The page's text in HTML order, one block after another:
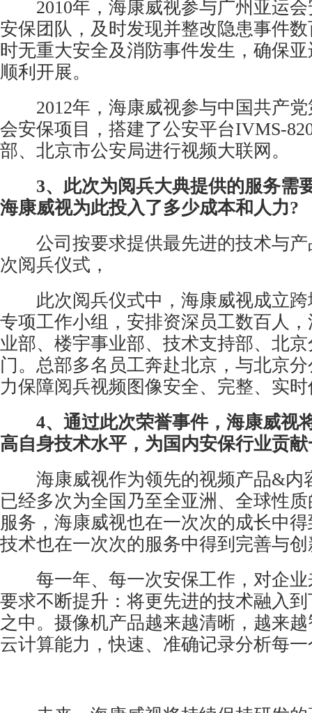
2010年，海康威视参与广州亚运会
安保团队，及时发现并整改隐患事件
时无重大安全及消防事件发生，确保
顺利开展。
2012年，海康威视参与中国共产党
会安保项目，搭建了公安平台IVMS-
部、北京市公安局进行视频大联网。
3、此次为阅兵大典提供的服务需
海康威视为此投入了多少成本和人力?
公司按要求提供最先进的技术与产
次阅兵仪式，
此次阅兵仪式中，海康威视成立跨
专项工作小组，安排资深员工数百人
业部、楼宇事业部、技术支持部、北
门。总部多名员工奔赴北京，与北京
力保障阅兵视频图像安全、完整、实
4、通过此次荣誉事件，海康威视
高自身技术水平，为国内安保行业贡
海康威视作为领先的视频产品&内
已经多次为全国乃至全亚洲、全球性
服务，海康威视也在一次次的成长中
技术也在一次次的服务中得到完善与
每一年、每一次安保工作，对企业
要求不断提升：将更先进的技术融入
之中。摄像机产品越来越清晰，越来
云计算能力，快速、准确记录分析每